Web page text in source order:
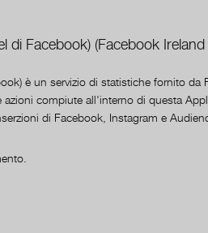
di Facebook) (Facebook Ireland
è un servizio di statistiche fornito da
compiute all'interno di questa
di Facebook, Instagram e